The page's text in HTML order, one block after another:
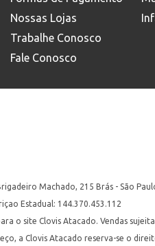
Nossas Lojas
Trabalhe Conosco
Fale Conosco
Machado, 215 Brás - São
Estadual: 144.370.453.112
o site Clovis Atacado. Vendas
a Clovis Atacado reserva-se o